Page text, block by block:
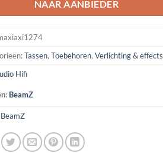
NAAR AANBIEDER
Tassen, Toebehoren, Verlichting & effects
Hifi
BeamZ
BeamZ